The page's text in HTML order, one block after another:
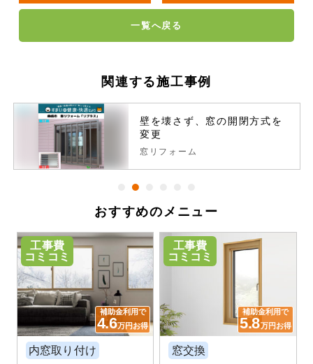
一覧へ戻る
関連する施工事例
壁を壊さず、窓の開閉方式を
変更
窓リフォーム
おすすめのメニュー
工事費
コミコミ
補助金利用で
4.6万円お得
内窓取り付け
工事費
コミコミ
補助金利用で
5.8万円お得
窓交換